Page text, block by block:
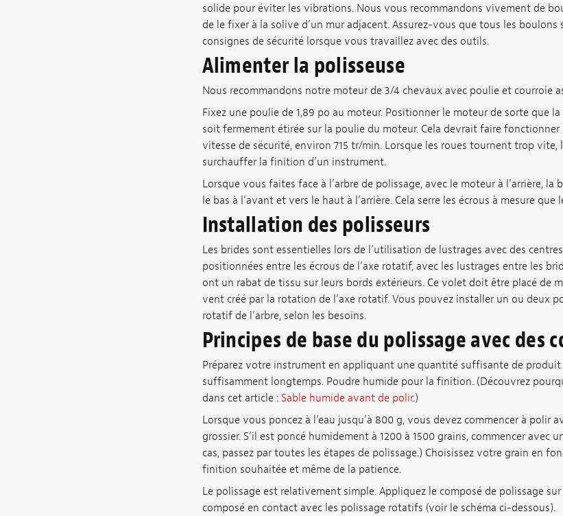
solide pour éviter les vibrations. Nous vous recommandons vivement de
de le fixer à la solive d’un mur adjacent. Assurez-vous que tous les boulons
consignes de sécurité lorsque vous travaillez avec des outils.
Alimenter la polisseuse
Nous recommandons notre moteur de 3/4 chevaux avec poulie et courroie
Fixez une poulie de 1,89 po au moteur. Positionner le moteur de sorte que
soit fermement étirée sur la poulie du moteur. Cela devrait faire fonctionner
vitesse de sécurité, environ 715 tr/min. Lorsque les roues tournent trop vite,
surchauffer la finition d’un instrument.
Lorsque vous faites face à l’arbre de polissage, avec le moteur à l’arrière, la
le bas à l’avant et vers le haut à l’arrière. Cela serre les écrous à mesure
Installation des polisseurs
Les brides sont essentielles lors de l’utilisation de lustrages avec des
positionnées entre les écrous de l’axe rotatif, avec les lustrages entre les
ont un rabat de tissu sur leurs bords extérieurs. Ce volet doit être placé de
vent créé par la rotation de l’axe rotatif. Vous pouvez installer un ou deux
rotatif de l’arbre, selon les besoins.
Principes de base du polissage avec des
Préparez votre instrument en appliquant une quantité suffisante de produit
suffisamment longtemps. Poudre humide pour la finition. (Découvrez
dans cet article : Sable humide avant de polir.)
Lorsque vous poncez à l’eau jusqu’à 800 g, vous devez commencer à polir
grossier. S’il est poncé humidement à 1200 à 1500 grains, commencer avec
cas, passez par toutes les étapes de polissage.) Choisissez votre grain en
finition souhaitée et même de la patience.
Le polissage est relativement simple. Appliquez le composé de polissage
composé en contact avec les polissage rotatifs (voir le schéma ci-dessous).